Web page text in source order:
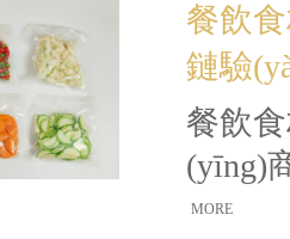
配送
餐飲
鏈驗
餐飲
(biāo)
MORE